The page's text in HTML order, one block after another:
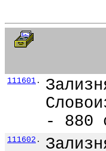
111601 .
- 880
111602 .